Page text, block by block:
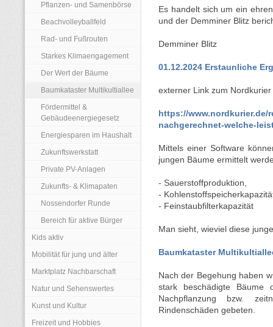
Pflanzen- und Samenbörse
Beachvolleyballfeld
Rad- und Fußrouten
Starkes Klimaengagement
Der Wert der Bäume
Baumkataster Multikultiallee
Fördermittel &
Gebäudeenergiegesetz
Energiesparen im Haushalt
Zukunftswerkstatt
Private PV-Anlagen
Zukunfts- & Klimapaten
Nossendorfer Runde
Bereich für aktive Bürger
Kids aktiv
Mobilität für jung und älter
Marktplatz Nachbarschaft
Natur und Sehenswertes
Kunst und Kultur
Freizeit und Hobbies
Es handelt sich um ein
und der Demminer Blitz
Demminer Blitz
01.12.2024 Erstaunliche
externer Link zum Nordkurier
https://
nachgerechnet-welche-
Mittels einer Software
jungen Bäume ermittelt
- Sauerstoffproduktion,
-
- Feinstaubfilterkapazität
Man sieht, wieviel diese
Baumkataster
Nach der Begehung haben
stark beschädigte Bäume
Nachpflanzung bzw.
Rindenschäden gebeten.